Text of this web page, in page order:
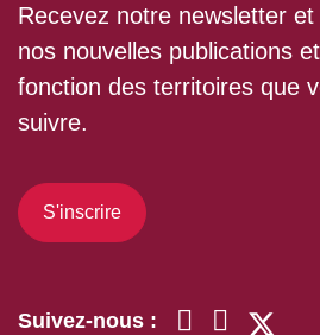
Recevez notre newsletter
nos nouvelles publications
fonction des territoires que
suivre.
S'inscrire
Suivez-nous :